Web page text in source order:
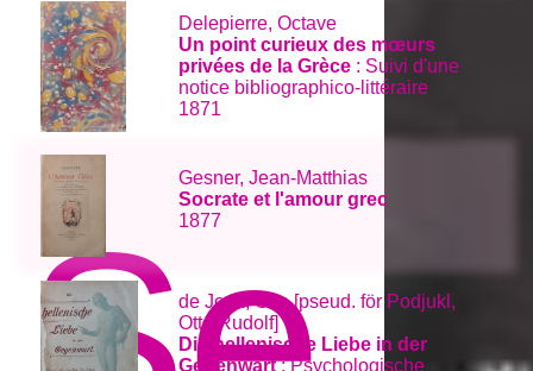
Delepierre, Octave
Un point curieux des mœurs
privées de la Grèce : Suivi d'une
notice bibliographico-littéraire
1871
Gesner, Jean-Matthias
Socrate et l'amour grec
1877
de Joux, Otto [pseud. för Podjukl,
Otto Rudolf]
Die hellenische Liebe in der
Gegenwart: Psychologische